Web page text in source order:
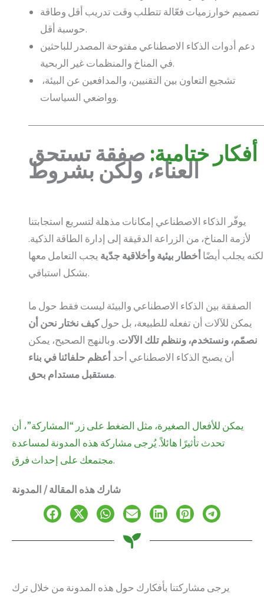
تصميم خوارزميات فعّالة تتطلب وقت تدريب أقل وطاقة
حوسبة أقل.
دعم أدوات الذكاء الاصطناعي مفتوحة المصدر للباحثين
في المناخ والمنظمات غير الربحية.
وواضعي السياسات.
أفكار ختامية: صفقة تستحق
العناء، ولكن بشروط
يوفّر الذكاء الاصطناعي إمكانات مذهلة لتسريع استجابتنا
لأزمة المناخ، من الزراعة الدقيقة إلى إدارة الطاقة الذكية.
لكنه يجلب أيضًا أخطار بيئية وأخلاقية جدّية يجب التعامل معها
بشكل استباقي.
الصفقة بين الذكاء الاصطناعي والبيئة ليست فقط حول ما
يمكن للآلات أن تفعله للطبيعة، بل حولكيف نختار نحن أن
نصمّم، ونستخدم، وننظم تلك الآلات. وبالنهج الصحيح، يمكن
أن يصبح الذكاء الاصطناعي أحد أعظم حلفائنا في بناء
مستقبل مستدام بحق.
يمكن للأفعال الصغيرة، مثل الضغط على زر “المشاركة”، أن
تحدث تأثيرًا هائلاً. يُرجى مشاركة هذه المدونة لمساعدة
مجتمعك على إحداث فرق.
شارك هذه المقالة / المدونة
يرجى مشاركتنا بأفكارك حول هذه المدونة من خلال ترك